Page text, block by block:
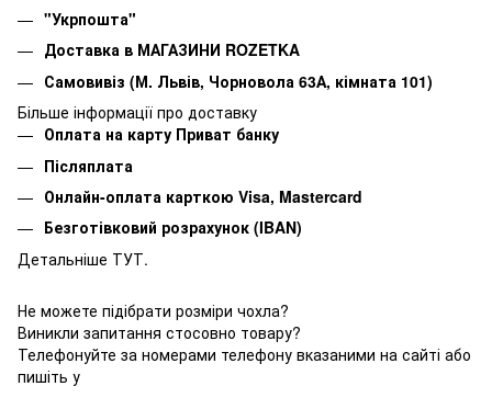
"Укрпошта"
Доставка в МАГАЗИНИ ROZETKA
Самовивіз (М. Львів, Чорновола 63А, кімната 101)
Більше інформації про доставку
Оплата на карту Приват банку
Післяплата
Онлайн-оплата карткою Visa, Mastercard
Безготівковий розрахунок (IBAN)
Детальніше ТУТ.
Не можете підібрати розміри чохла?
Виникли запитання стосовно товару?
Телефонуйте за номерами телефону вказаними на сайті або
пишіть у